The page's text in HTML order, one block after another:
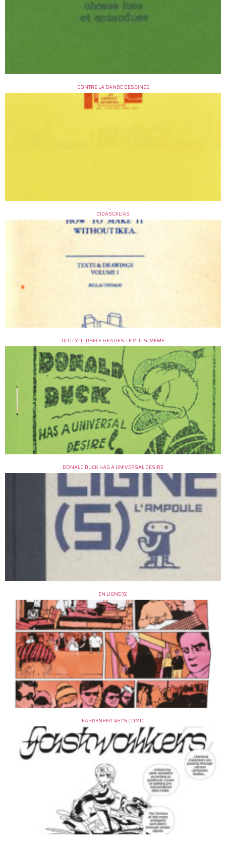
CONTRE LA BANDE DESSINÉE
DIDASCALIAS
DO IT YOURSELF & FAITES-LE VOUS-MÊME
DONALD DUCK HAS A UNIVERSAL DESIRE
EN LIGNE(S)
FAHRENHEIT 451’S COMIC